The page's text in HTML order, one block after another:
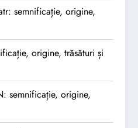
semnificație, origine,
origine, trăsături și
semnificație, origine,